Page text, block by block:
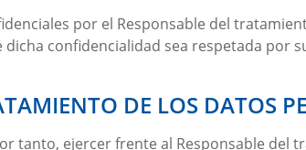
por el Responsable del
confidencialidad sea respetada por
DE LOS DATOS
tanto, ejercer frente al Responsable del